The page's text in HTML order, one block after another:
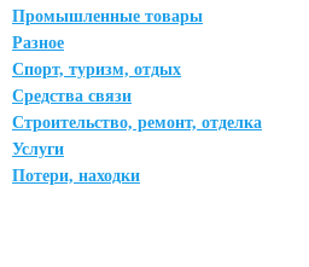
Промышленные товары
Разное
Спорт, туризм, отдых
Средства связи
Строительство, ремонт, отделка
Услуги
Потери, находки